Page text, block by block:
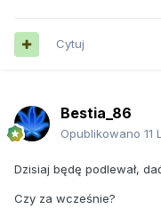
Cytuj
Bestia_86
Opublikowano 11
Dzisiaj będę podlewał,
Czy za wcześnie?